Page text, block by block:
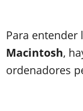
Para entender
Macintosh,
ordenadores